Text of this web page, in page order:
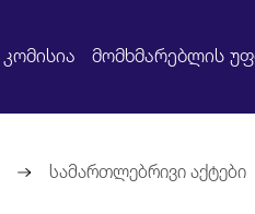
კომისია მომხმარებლის
სამართლებრივი აქტები